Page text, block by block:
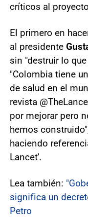
críticos al
El primero en
al presidente
sin "destruir lo
"Colombia tiene
de salud en el
revista
por mejorar pero
hemos
haciendo
Lancet'.
Lea también:
significa un
Petro